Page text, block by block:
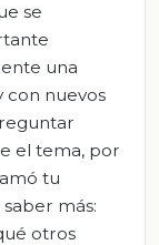
se
una
con nuevos
el tema, por
tu
más:
otros